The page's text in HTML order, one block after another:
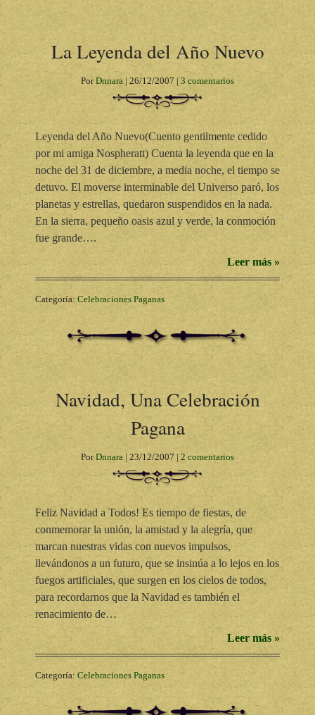
La Leyenda del Año Nuevo
PorDnnara | 26/12/2007 | 3 comentarios
Leyenda del Año Nuevo(Cuento gentilmente cedido
por mi amiga Nospheratt) Cuenta la leyenda que en la
noche del 31 de diciembre, a media noche, el tiempo se
detuvo. El moverse interminable del Universo paró, los
planetas y estrellas, quedaron suspendidos en la nada.
En la sierra, pequeño oasis azul y verde, la conmoción
fue grande….
Leer más »
Categoría: Celebraciones Paganas
Navidad, Una Celebración
Pagana
PorDnnara | 23/12/2007 | 2 comentarios
Feliz Navidad a Todos! Es tiempo de fiestas, de
conmemorar la unión, la amistad y la alegría, que
marcan nuestras vidas con nuevos impulsos,
llevándonos a un futuro, que se insinúa a lo lejos en los
fuegos artificiales, que surgen en los cielos de todos,
para recordarnos que la Navidad es también el
renacimiento de…
Leer más »
Categoría: Celebraciones Paganas